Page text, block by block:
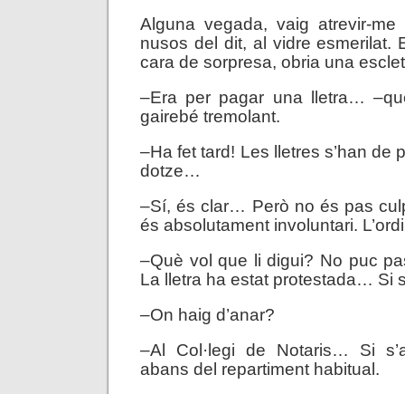
Alguna vegada, vaig atrevir-
nusos del dit, al vidre esmerilat.
cara de sorpresa, obria una
–Era per pagar una lletra…
gairebé tremolant.
–Ha fet tard! Les lletres s’han de
dotze…
–Sí, és clar… Però no és pas
és absolutament involuntari.
–Què vol que li digui? No puc
La lletra ha estat protestada… Si
–On haig d’anar?
–Al Col·legi de Notaris… Si
abans del repartiment habitual.